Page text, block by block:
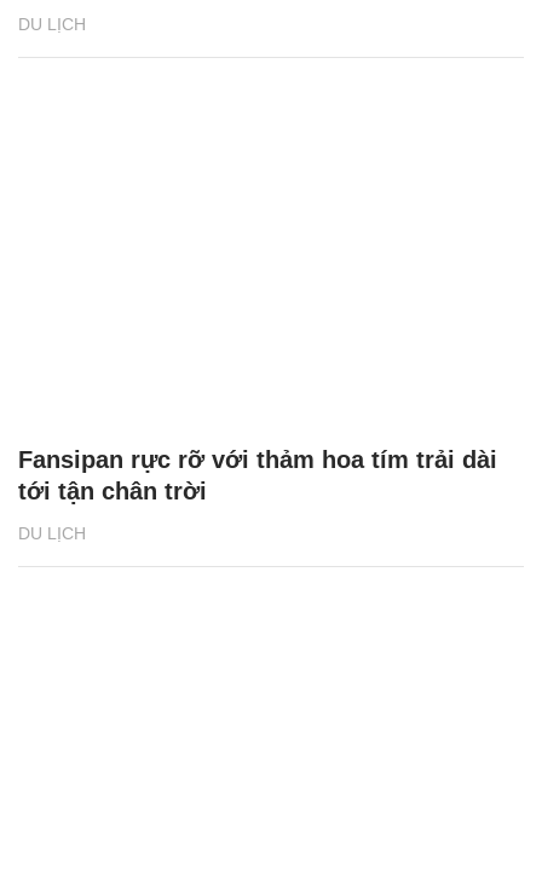
DU LỊCH
DU LỊCH
Fansipan rực rỡ với thảm hoa tím trải dài
tới tận chân trời